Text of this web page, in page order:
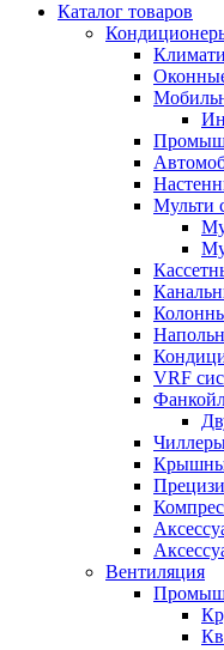
Каталог товаров
Мульти
VRF
Вентиляция